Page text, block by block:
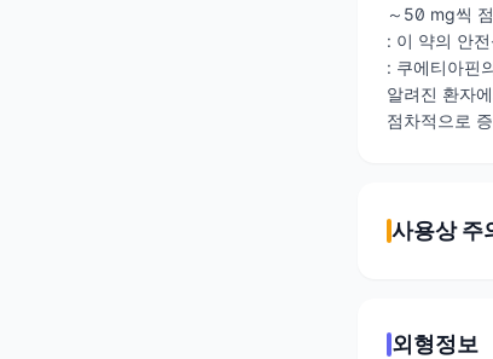
～50 mg씩
: 이 약의 안
: 쿠에티아핀
알려진 환자
점차적으로
사용상 주
외형정보